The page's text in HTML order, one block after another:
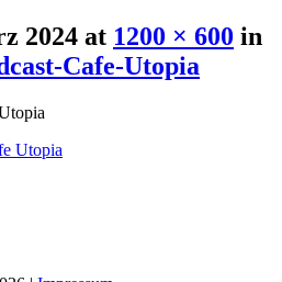
2024 at 1200 × 600 in
Cafe-Utopia